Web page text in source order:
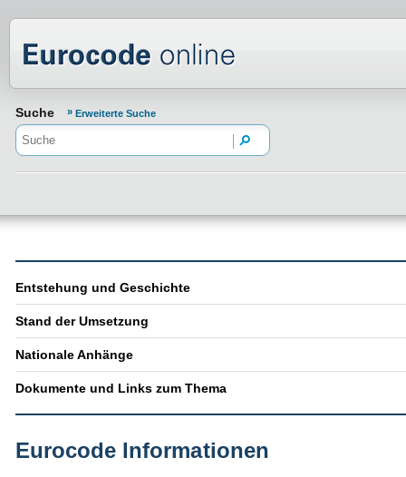
Suche Erweiterte Suche
Entstehung und Geschichte
Stand der Umsetzung
Nationale Anhänge
Dokumente und Links zum Thema
Eurocode Informationen